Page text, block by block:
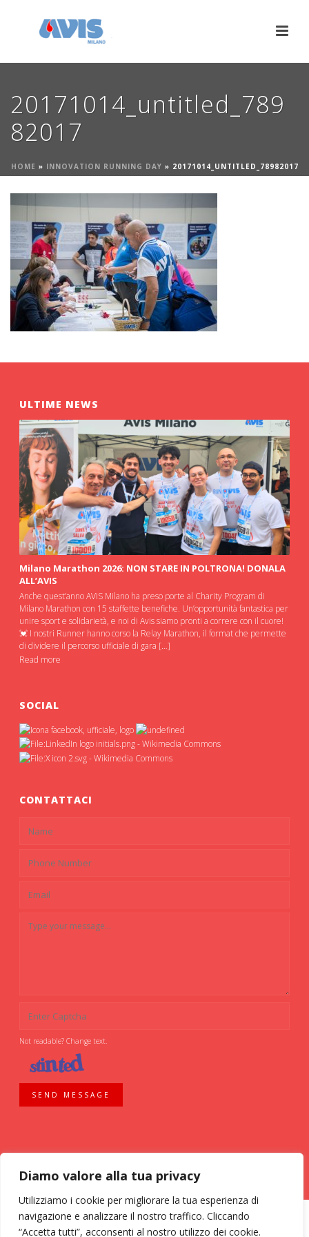
Diamo valore alla tua privacy
Utilizziamo i cookie per migliorare la tua esperienza di
navigazione e analizzare il nostro traffico. Cliccando
“Accetta tutti”, acconsenti al nostro utilizzo dei cookie.
20171014_untitled_789
82017
HOME » INNOVATION RUNNING DAY » 20171014_UNTITLED_78982017
ULTIME NEWS
Milano Marathon 2026: NON STARE IN POLTRONA! DONALA
ALL’AVIS
Anche quest’anno AVIS Milano ha preso porte al Charity Program di
Milano Marathon con 15 staffette benefiche. Un’opportunità fantastica per
unire sport e solidarietà, e noi di Avis siamo pronti a correre con il cuore!
💓 I nostri Runner hanno corso la Relay Marathon, il format che permette
di dividere il percorso ufficiale di gara […]
Read more
SOCIAL
CONTATTACI
Not readable? Change text.
SEND MESSAGE